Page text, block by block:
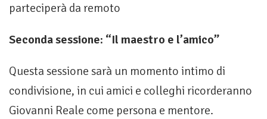
parteciperà da remoto
Seconda sessione: “Il maestro e l’amico”
Questa sessione sarà un momento intimo di
condivisione, in cui amici e colleghi ricorderanno
Giovanni Reale come persona e mentore.